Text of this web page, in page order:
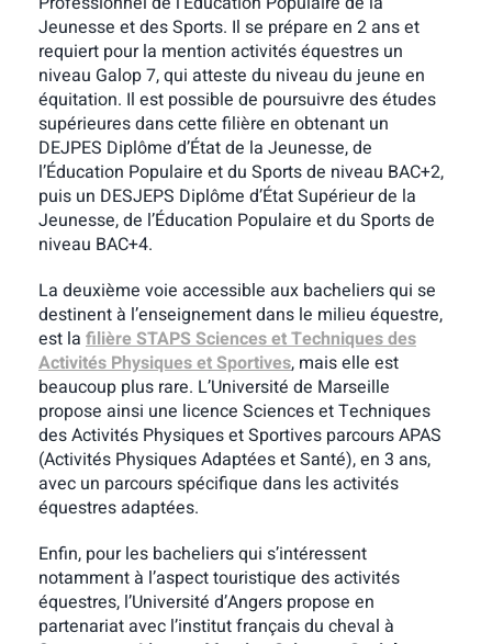
Jeunesse et des Sports. Il se prépare en 2 ans et
requiert pour la mention activités équestres un
niveau Galop 7, qui atteste du niveau du jeune en
équitation. Il est possible de poursuivre des études
supérieures dans cette filière en obtenant un
DEJPES Diplôme d’État de la Jeunesse, de
l’Éducation Populaire et du Sports de niveau BAC+2,
puis un DESJEPS Diplôme d’État Supérieur de la
Jeunesse, de l’Éducation Populaire et du Sports de
niveau BAC+4.
La deuxième voie accessible aux bacheliers qui se
destinent à l’enseignement dans le milieu équestre,
est la filière STAPS Sciences et Techniques des
Activités Physiques et Sportives, mais elle est
beaucoup plus rare. L’Université de Marseille
propose ainsi une licence Sciences et Techniques
des Activités Physiques et Sportives parcours APAS
(Activités Physiques Adaptées et Santé), en 3 ans,
avec un parcours spécifique dans les activités
équestres adaptées.
Enfin, pour les bacheliers qui s’intéressent
notamment à l’aspect touristique des activités
équestres, l’Université d’Angers propose en
partenariat avec l’institut français du cheval à